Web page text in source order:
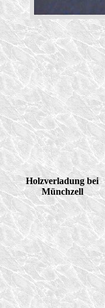
Holzverladung bei
Münchzell